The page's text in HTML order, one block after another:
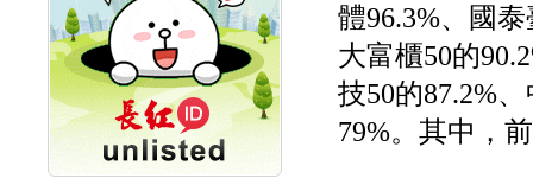
計畫
明緯企業:明緯永續科技
競賽 以電源驅動善的力
量
秀育企業:秀育SHO-U儲
能系統 獲國內首張CNS
認證
聯博投信:聯博00404A
體96.3%、國
大富櫃50的
技50的87.2%
79%。其中，